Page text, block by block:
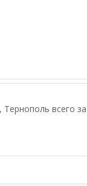
всего за